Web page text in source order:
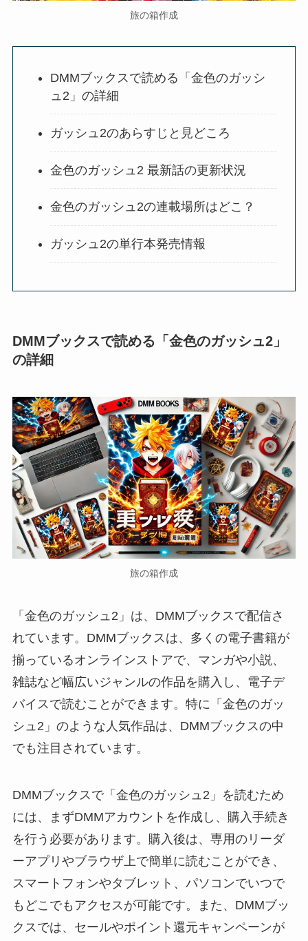
旅の箱作成
DMMブックスで読める「金色のガッシ
ュ2」の詳細
ガッシュ2のあらすじと見どころ
金色のガッシュ2 最新話の更新状況
金色のガッシュ2の連載場所はどこ？
ガッシュ2の単行本発売情報
DMMブックスで読める「金色のガッシュ2」
の詳細
旅の箱作成
「金色のガッシュ2」は、DMMブックスで配信さ
れています。DMMブックスは、多くの電子書籍が
揃っているオンラインストアで、マンガや小説、
雑誌など幅広いジャンルの作品を購入し、電子デ
バイスで読むことができます。特に「金色のガッ
シュ2」のような人気作品は、DMMブックスの中
でも注目されています。
DMMブックスで「金色のガッシュ2」を読むため
には、まずDMMアカウントを作成し、購入手続き
を行う必要があります。購入後は、専用のリーダ
ーアプリやブラウザ上で簡単に読むことができ、
スマートフォンやタブレット、パソコンでいつで
もどこでもアクセスが可能です。また、DMMブッ
クスでは、セールやポイント還元キャンペーンが